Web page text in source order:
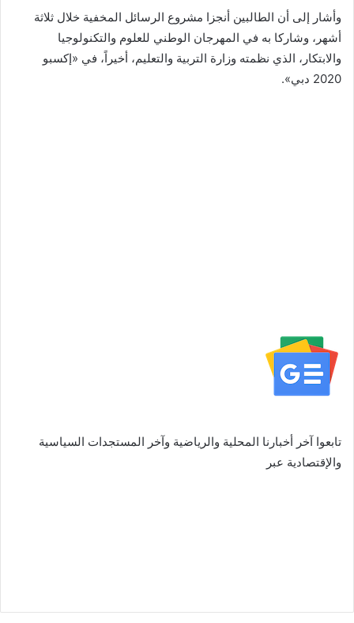
وأشار إلى أن الطالبين أنجزا مشروع الرسائل المخفية خلال ثلاثة
أشهر، وشاركا به في المهرجان الوطني للعلوم والتكنولوجيا
والابتكار، الذي نظمته وزارة التربية والتعليم، أخيراً، في «إكسبو
2020 دبي».
تابعوا آخر أخبارنا المحلية والرياضية وآخر المستجدات السياسية
والإقتصادية عبر